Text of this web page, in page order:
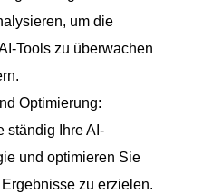
um die
Tools zu überwachen
Optimierung:
ständig Ihre AI-
und optimieren Sie
zu erzielen.